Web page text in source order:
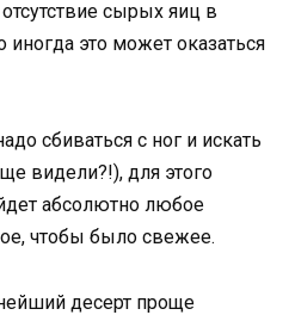
сырых яиц в
это может оказаться
сбиваться с ног и искать
видели?!), для этого
абсолютно любое
чтобы было свежее.
десерт проще